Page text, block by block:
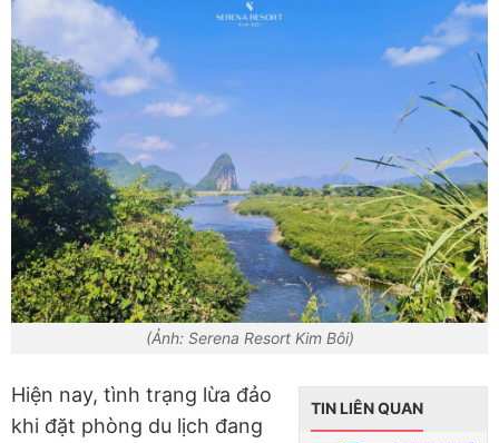
(Ảnh: Serena Resort Kim Bôi)
TIN LIÊN QUAN
Hiện nay, tình trạng lừa đảo
khi đặt phòng du lịch đang